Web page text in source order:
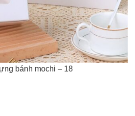
bánh mochi – 18